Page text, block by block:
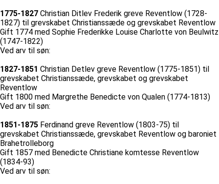
1775-1827 Christian Ditlev Frederik greve Reventlow (1728-
1827) til grevskabet Christianssæde og grevskabet Reventlow
Gift 1774 med Sophie Frederikke Louise Charlotte von Beulwitz
(1747-1822)
Ved arv til søn:
1827-1851 Christian Detlev greve Reventlow (1775-1851) til
grevskabet Christianssæde, grevskabet og grevskabet
Reventlow
Gift 1800 med Margrethe Benedicte von Qualen (1774-1813)
Ved arv til søn:
1851-1875 Ferdinand greve Reventlow (1803-75) til
grevskabet Christianssæde, grevskabet Reventlow og baroniet
Brahetrolleborg
Gift 1857 med Benedicte Christiane komtesse Reventlow
(1834-93)
Ved arv til søn: